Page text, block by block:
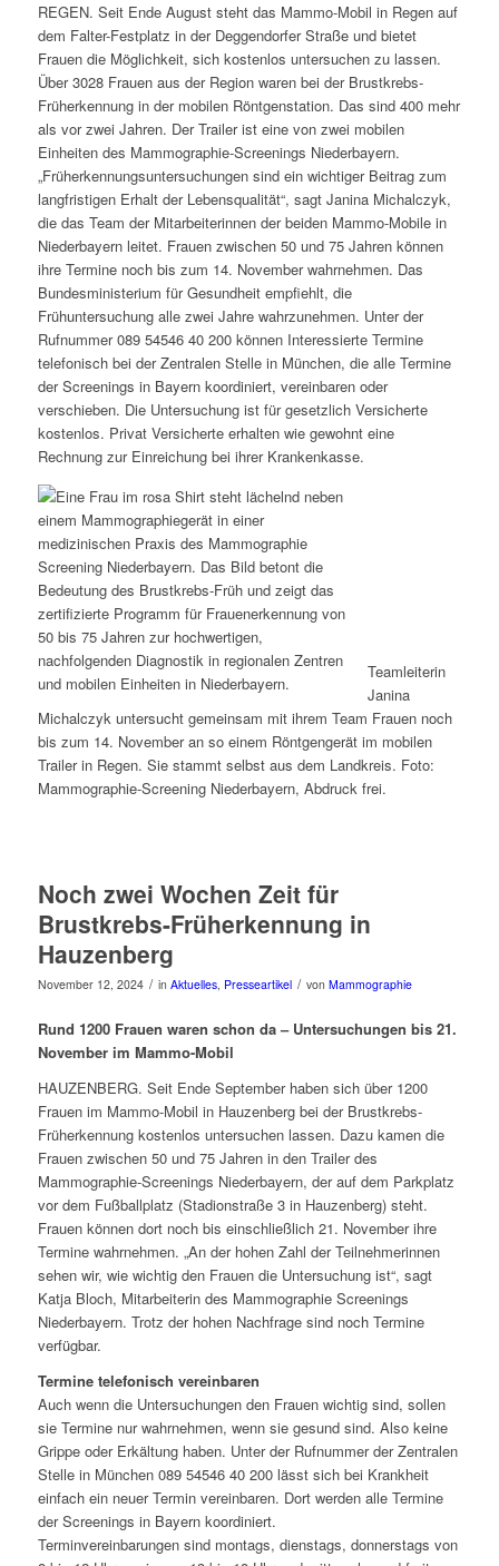
REGEN. Seit Ende August steht das Mammo-Mobil in Regen auf
dem Falter-Festplatz in der Deggendorfer Straße und bietet
Frauen die Möglichkeit, sich kostenlos untersuchen zu lassen.
Über 3028 Frauen aus der Region waren bei der Brustkrebs-
Früherkennung in der mobilen Röntgenstation. Das sind 400 mehr
als vor zwei Jahren. Der Trailer ist eine von zwei mobilen
Einheiten des Mammographie-Screenings Niederbayern.
„Früherkennungsuntersuchungen sind ein wichtiger Beitrag zum
langfristigen Erhalt der Lebensqualität“, sagt Janina Michalczyk,
die das Team der Mitarbeiterinnen der beiden Mammo-Mobile in
Niederbayern leitet. Frauen zwischen 50 und 75 Jahren können
ihre Termine noch bis zum 14. November wahrnehmen. Das
Bundesministerium für Gesundheit empfiehlt, die
Frühuntersuchung alle zwei Jahre wahrzunehmen. Unter der
Rufnummer 089 54546 40 200 können Interessierte Termine
telefonisch bei der Zentralen Stelle in München, die alle Termine
der Screenings in Bayern koordiniert, vereinbaren oder
verschieben. Die Untersuchung ist für gesetzlich Versicherte
kostenlos. Privat Versicherte erhalten wie gewohnt eine
Rechnung zur Einreichung bei ihrer Krankenkasse.
Teamleiterin
Janina
Michalczyk untersucht gemeinsam mit ihrem Team Frauen noch
bis zum 14. November an so einem Röntgengerät im mobilen
Trailer in Regen. Sie stammt selbst aus dem Landkreis. Foto:
Mammographie-Screening Niederbayern, Abdruck frei.
Noch zwei Wochen Zeit für
Brustkrebs-Früherkennung in
Hauzenberg
November 12, 2024 / in Aktuelles, Presseartikel / von Mammographie
Rund 1200 Frauen waren schon da – Untersuchungen bis 21.
November im Mammo-Mobil
HAUZENBERG. Seit Ende September haben sich über 1200
Frauen im Mammo-Mobil in Hauzenberg bei der Brustkrebs-
Früherkennung kostenlos untersuchen lassen. Dazu kamen die
Frauen zwischen 50 und 75 Jahren in den Trailer des
Mammographie-Screenings Niederbayern, der auf dem Parkplatz
vor dem Fußballplatz (Stadionstraße 3 in Hauzenberg) steht.
Frauen können dort noch bis einschließlich 21. November ihre
Termine wahrnehmen. „An der hohen Zahl der Teilnehmerinnen
sehen wir, wie wichtig den Frauen die Untersuchung ist“, sagt
Katja Bloch, Mitarbeiterin des Mammographie Screenings
Niederbayern. Trotz der hohen Nachfrage sind noch Termine
verfügbar.
Termine telefonisch vereinbaren
Auch wenn die Untersuchungen den Frauen wichtig sind, sollen
sie Termine nur wahrnehmen, wenn sie gesund sind. Also keine
Grippe oder Erkältung haben. Unter der Rufnummer der Zentralen
Stelle in München 089 54546 40 200 lässt sich bei Krankheit
einfach ein neuer Termin vereinbaren. Dort werden alle Termine
der Screenings in Bayern koordiniert.
Terminvereinbarungen sind montags, dienstags, donnerstags von